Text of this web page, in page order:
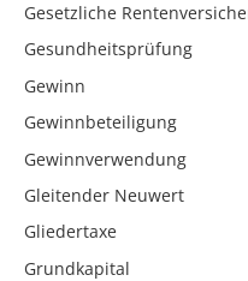
Gesetzliche
Gesundheitsprüfung
Gewinn
Gewinnbeteiligung
Gewinnverwendung
Gleitender Neuwert
Gliedertaxe
Grundkapital